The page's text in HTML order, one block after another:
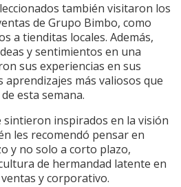
también visitaron los
de Grupo Bimbo, como
a tienditas locales. Además,
y sentimientos en una
sus experiencias en sus
aprendizajes más valiosos que
esta semana.
sintieron inspirados en la visión
les recomendó pensar en
y no solo a corto plazo,
de hermandad latente en
y corporativo.